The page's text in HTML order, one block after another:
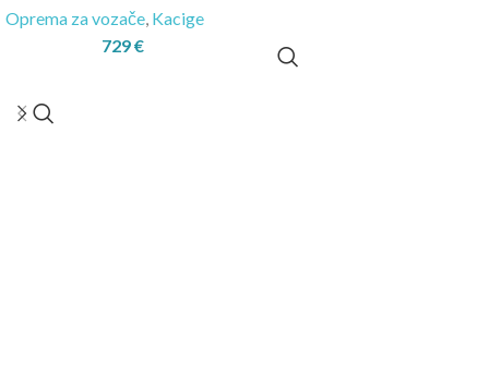
Oprema za vozače, Kacige
729€